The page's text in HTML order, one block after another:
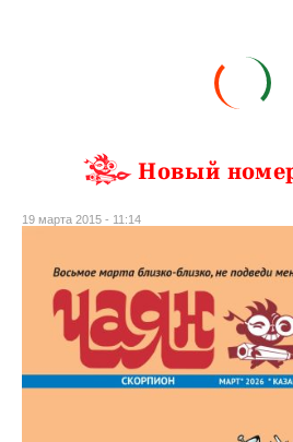
Новый
19 марта 2015 - 11:14